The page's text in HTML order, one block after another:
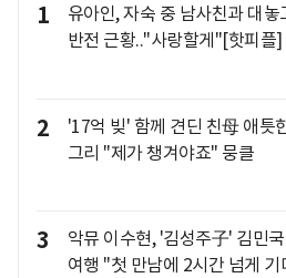
1
유아인, 자숙 중 남사친과 대
반전 근황.."사랑할게"[핫피플]
2
'17억 빚' 함께 견딘 친母 애틋
그리 "제가 챙겨야죠" 뭉클
3
악뮤 이수현, '김성주子' 김민
여행 "첫 만남에 2시간 넘게 기